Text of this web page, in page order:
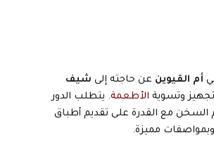
أم القيوين عن حاجته إلى شيف
وتسوية الأطعمة. يتطلب الدور
مع القدرة على تقديم أطباق
مميزة.